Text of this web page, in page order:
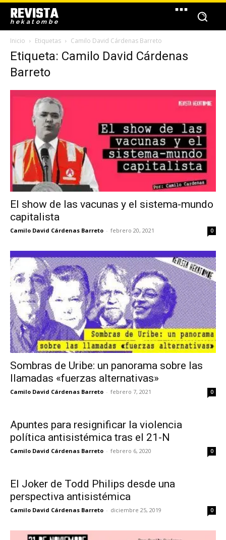
REVISTA
hekatombe
Inicio Etiquetas Camilo David Cárdenas Barreto
Etiqueta: Camilo David Cárdenas
Barreto
El show de las vacunas y el sistema-mundo
capitalista
Camilo David Cárdenas Barreto - febrero 20, 2021 0
Sombras de Uribe: un panorama sobre las
llamadas «fuerzas alternativas»
Camilo David Cárdenas Barreto - febrero 7, 2021 0
Apuntes para resignificar la violencia
política antisistémica tras el 21-N
Camilo David Cárdenas Barreto - febrero 6, 2020 0
El Joker de Todd Philips desde una
perspectiva antisistémica
Camilo David Cárdenas Barreto - diciembre 25, 2019 0